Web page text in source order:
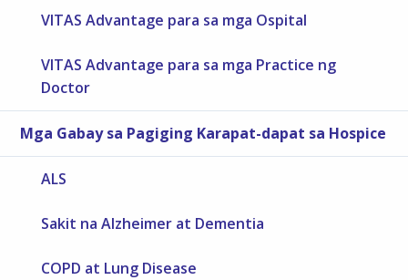
VITAS Advantage para sa mga Ospital
VITAS Advantage para sa mga Practice ng
Doctor
Mga Gabay sa Pagiging Karapat-dapat sa Hospice
ALS
Sakit na Alzheimer at Dementia
COPD at Lung Disease